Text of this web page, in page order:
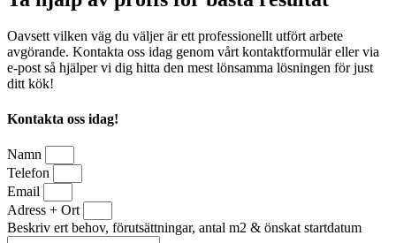
Oavsett vilken väg du väljer är ett professionellt utfört arbete
avgörande. Kontakta oss idag genom vårt kontaktformulär eller via
e-post så hjälper vi dig hitta den mest lönsamma lösningen för just
ditt kök!
Kontakta oss idag!
Namn
Telefon
Email
Adress + Ort
Beskriv ert behov, förutsättningar, antal m2 & önskat startdatum